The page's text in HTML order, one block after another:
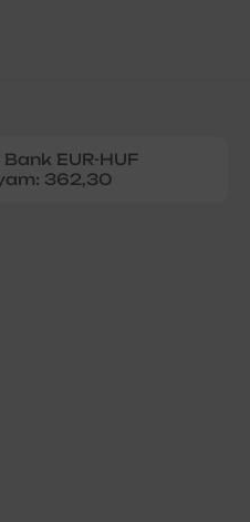
EUR-HUF
362,30